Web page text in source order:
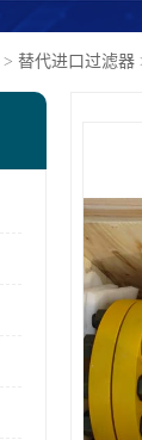
> 替代进口过滤器